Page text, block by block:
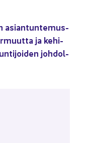
asian­tun­te­mus­
ja ke­hi­
joh­dol­